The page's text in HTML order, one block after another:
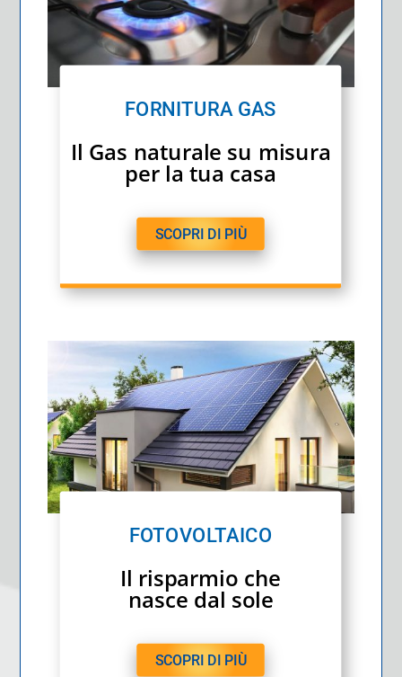
FORNITURA GAS
Il Gas naturale su misura
per la tua casa
SCOPRI DI PIÙ
FOTOVOLTAICO
Il risparmio che
nasce dal sole
SCOPRI DI PIÙ